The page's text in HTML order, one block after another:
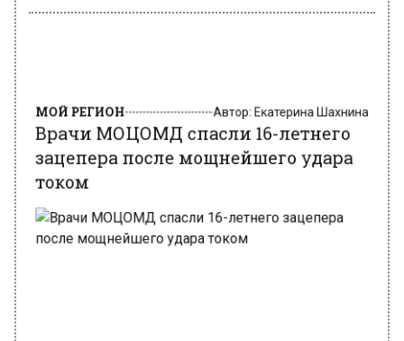
зацепера после мощнейшего удара
током